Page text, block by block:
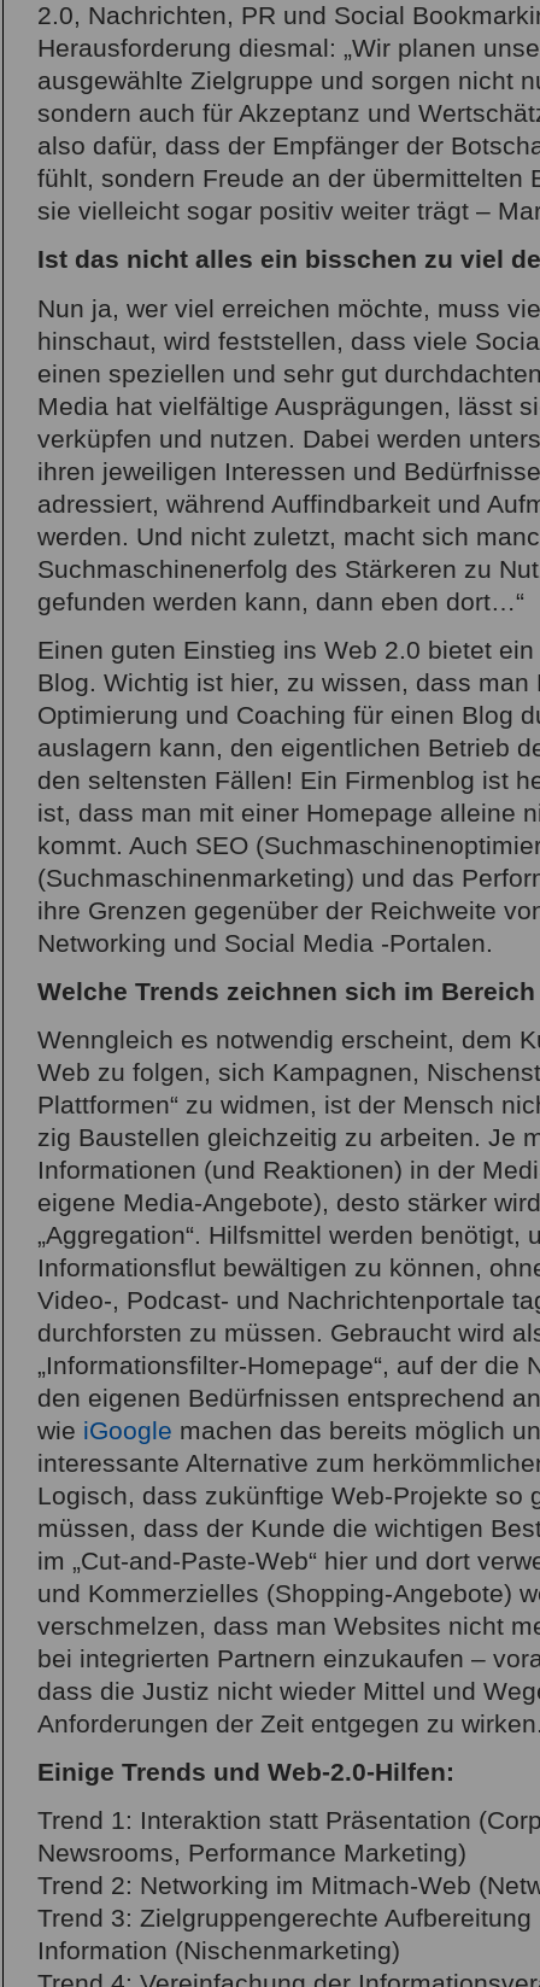
2.0, Nachrichten, PR und Social
Herausforderung diesmal: „Wir planen
ausgewählte Zielgruppe und sorgen nicht
sondern auch für Akzeptanz und
also dafür, dass der Empfänger der
fühlt, sondern Freude an der übermittelten
sie vielleicht sogar positiv weiter trägt –
Ist das nicht alles ein bisschen zu viel
Nun ja, wer viel erreichen möchte, muss
hinschaut, wird feststellen, dass viele
einen speziellen und sehr gut
Media hat vielfältige Ausprägungen, lässt
verküpfen und nutzen. Dabei werden
ihren jeweiligen Interessen und
adressiert, während Auffindbarkeit und
werden. Und nicht zuletzt, macht sich
Suchmaschinenerfolg des Stärkeren zu
gefunden werden kann, dann eben dort…“
Einen guten Einstieg ins Web 2.0 bietet
Blog. Wichtig ist hier, zu wissen, dass
Optimierung und Coaching für einen Blog
auslagern kann, den eigentlichen Betrieb
den seltensten Fällen! Ein Firmenblog ist
ist, dass man mit einer Homepage alleine
kommt. Auch SEO
(Suchmaschinenmarketing) und das
ihre Grenzen gegenüber der Reichweite
Networking und Social Media -Portalen.
Welche Trends zeichnen sich im
Wenngleich es notwendig erscheint, dem
Web zu folgen, sich Kampagnen,
Plattformen“ zu widmen, ist der Mensch
zig Baustellen gleichzeitig zu arbeiten. Je
Informationen (und Reaktionen) in der
eigene Media-Angebote), desto stärker
„Aggregation“. Hilfsmittel werden benötigt,
Informationsflut bewältigen zu können,
Video-, Podcast- und Nachrichtenportale
durchforsten zu müssen. Gebraucht wird
„Informationsfilter-Homepage“, auf der die
den eigenen Bedürfnissen entsprechend
wie iGoogle machen das bereits möglich
interessante Alternative zum
Logisch, dass zukünftige Web-Projekte so
müssen, dass der Kunde die wichtigen
im „Cut-and-Paste-Web“ hier und dort
und Kommerzielles (Shopping-Angebote)
verschmelzen, dass man Websites nicht
bei integrierten Partnern einzukaufen –
dass die Justiz nicht wieder Mittel und
Anforderungen der Zeit entgegen zu
Einige Trends und Web-2.0-Hilfen:
Trend 1: Interaktion statt Präsentation
Newsrooms, Performance Marketing)
Trend 2: Networking im Mitmach-Web
Trend 3: Zielgruppengerechte
Information (Nischenmarketing)